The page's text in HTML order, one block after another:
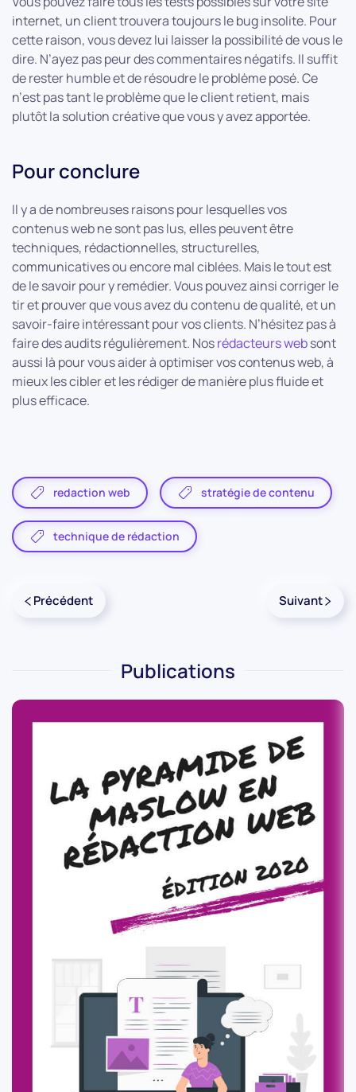
internet, un client trouvera toujours le bug insolite. Pour
cette raison, vous devez lui laisser la possibilité de vous le
dire. N’ayez pas peur des commentaires négatifs. Il suffit
de rester humble et de résoudre le problème posé. Ce
n’est pas tant le problème que le client retient, mais
plutôt la solution créative que vous y avez apportée.
Pour conclure
Il y a de nombreuses raisons pour lesquelles vos
contenus web ne sont pas lus, elles peuvent être
techniques, rédactionnelles, structurelles,
communicatives ou encore mal ciblées. Mais le tout est
de le savoir pour y remédier. Vous pouvez ainsi corriger le
tir et prouver que vous avez du contenu de qualité, et un
savoir-faire intéressant pour vos clients. N’hésitez pas à
faire des audits régulièrement. Nosrédacteurs websont
aussi là pour vous aider à optimiser vos contenus web, à
mieux les cibler et les rédiger de manière plus fluide et
plus efficace.
redaction web stratégie de contenu
technique de rédaction
Précédent Suivant
Publications